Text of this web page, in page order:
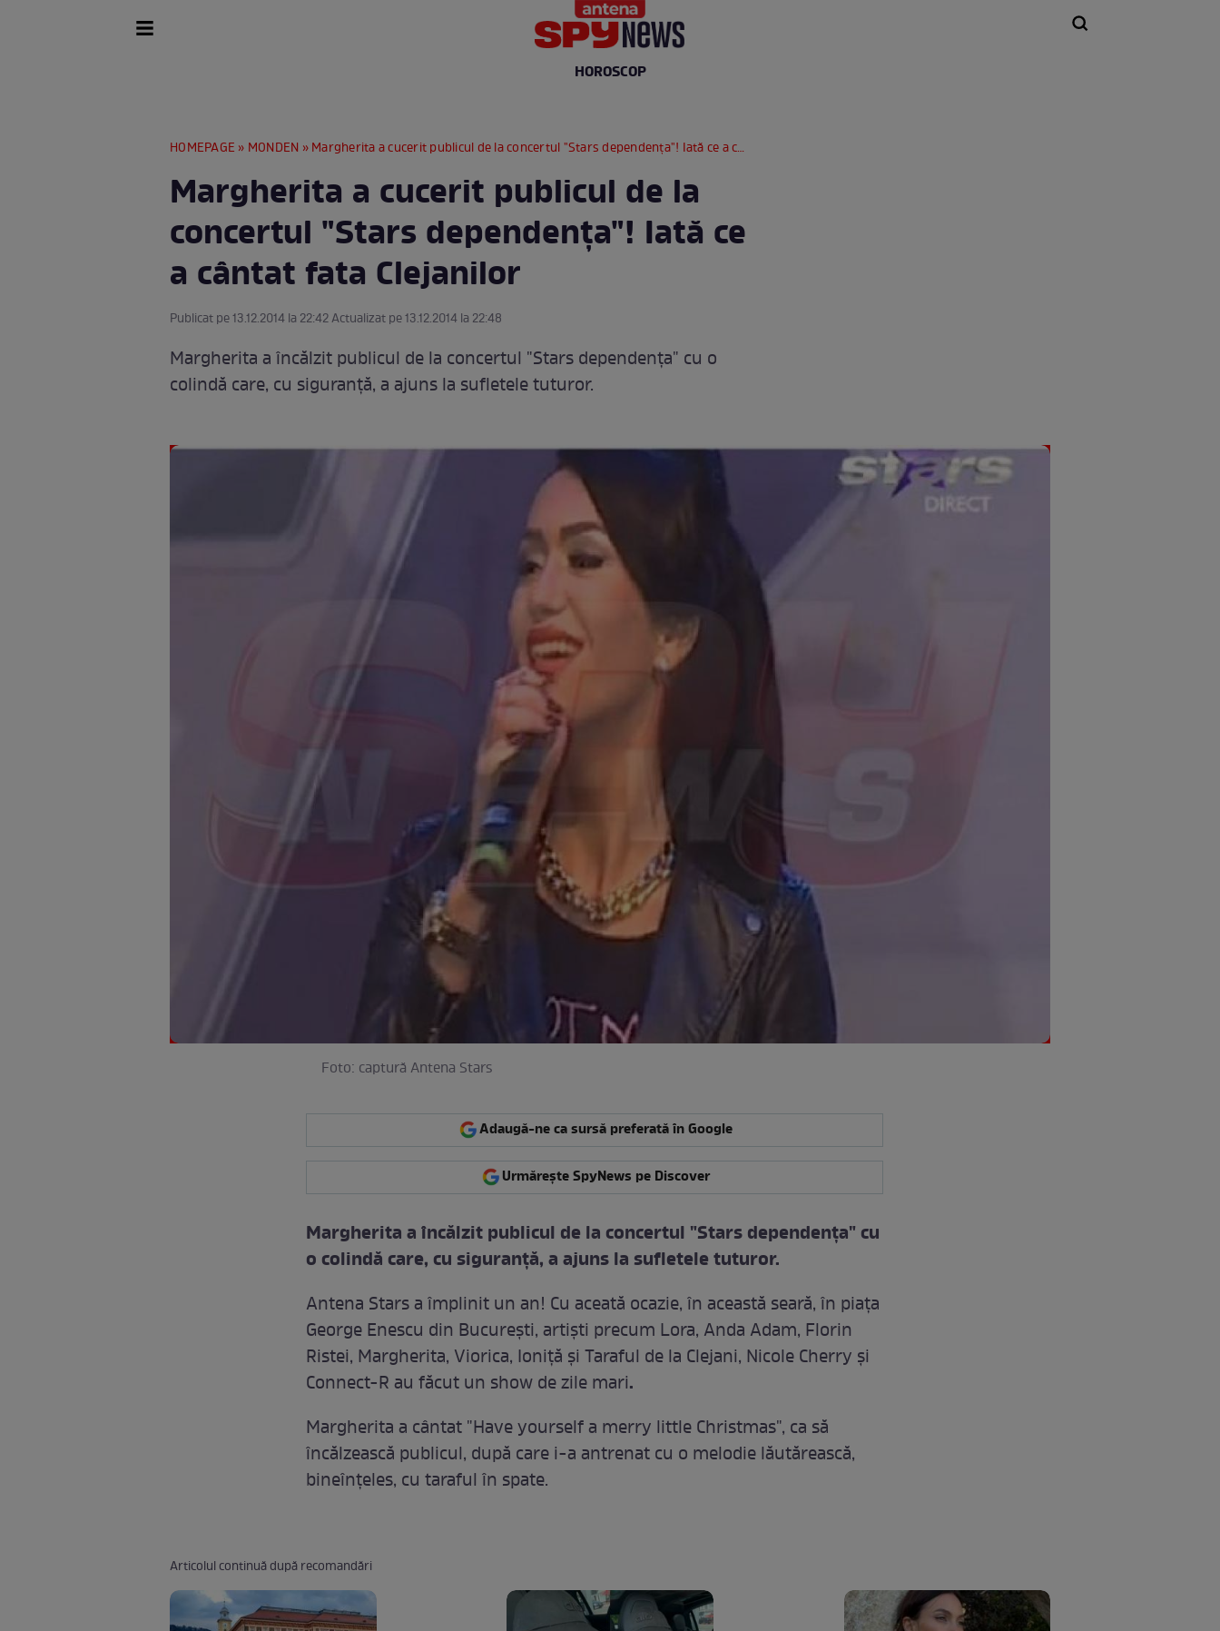
HOROSCOP
HOMEPAGE » MONDEN » Margherita a cucerit publicul de la concertul "Stars dependenţa"! Iată ce a cântat fata Clejanilor
Margherita a cucerit publicul de la
concertul "Stars dependenţa"! Iată ce
a cântat fata Clejanilor
Publicat pe 13.12.2014 la 22:42 Actualizat pe 13.12.2014 la 22:48
Margherita a încălzit publicul de la concertul "Stars dependenţa" cu o
colindă care, cu siguranţă, a ajuns la sufletele tuturor.
Foto: captură Antena Stars
Adaugă-ne ca sursă preferată în Google
Urmărește SpyNews pe Discover
Margherita a încălzit publicul de la concertul "Stars dependenţa" cu
o colindă care, cu siguranţă, a ajuns la sufletele tuturor.
Antena Stars a împlinit un an! Cu aceată ocazie, în această seară, în piaţa
George Enescu din Bucureşti, artişti precum Lora, Anda Adam, Florin
Ristei, Margherita, Viorica, Ioniţă şi Taraful de la Clejani, Nicole Cherry şi
Connect-R au făcut un show de zile mari.
Margherita a cântat "Have yourself a merry little Christmas", ca să
încălzească publicul, după care i-a antrenat cu o melodie lăutărească,
bineînţeles, cu taraful în spate.
Articolul continuă după recomandări